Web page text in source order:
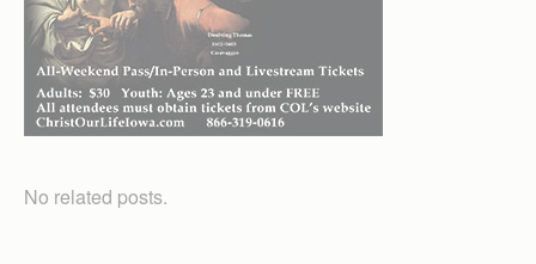
No related posts.